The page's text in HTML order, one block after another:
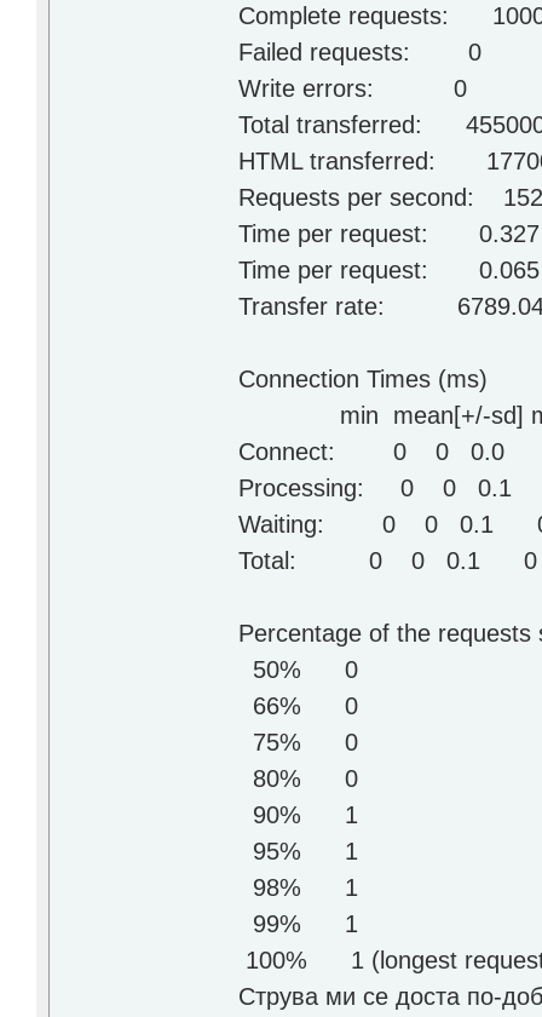
Complete requests:
Failed requests: 0
Write errors: 0
Total transferred:
HTML transferred:
Requests per second:
Time per request: 0.327
Time per request: 0.065
Transfer rate: 6789.04
Connection Times (ms)
min mean[+/-sd]
Connect: 0 0
Processing: 0 0
Waiting: 0 0
Total: 0 0 0.1
Percentage of the
50% 0
66% 0
75% 0
80% 0
90% 1
95% 1
98% 1
99% 1
100% 1 (longest
Струва ми се доста по-